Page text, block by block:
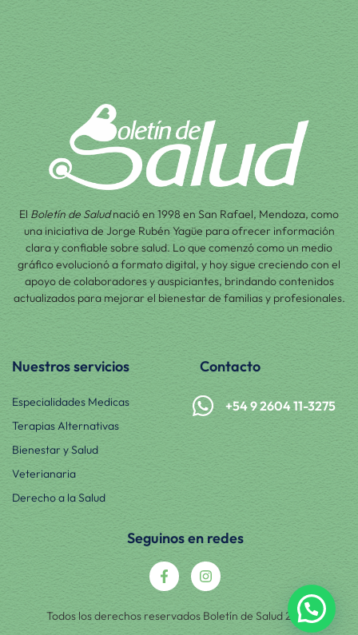
El Boletín de Saludnació en 1998 en San Rafael, Mendoza, como
una iniciativa de Jorge Rubén Yagüe para ofrecer información
clara y confiable sobre salud. Lo que comenzó como un medio
gráfico evolucionó a formato digital, y hoy sigue creciendo con el
apoyo de colaboradores y auspiciantes, brindando contenidos
actualizados para mejorar el bienestar de familias y profesionales.
Nuestros servicios
Especialidades Medicas
Terapias Alternativas
Bienestar y Salud
Veterianaria
Derecho a la Salud
Contacto
+54 9 2604 11-3275
Seguinos en redes
Todos los derechos reservados Boletín de Salud 2025